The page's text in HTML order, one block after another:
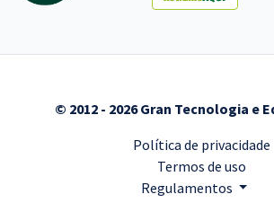
© 2012 - 2026 Gran Tecnologia e
Política de privacidade
Termos de uso
Regulamentos